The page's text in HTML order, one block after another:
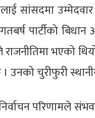
सांसदमा
पार्टीको
भएको
उनको चुरीफुरी
परिणामले